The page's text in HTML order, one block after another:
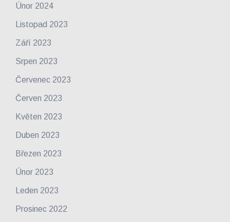
Únor 2024
Listopad 2023
Září 2023
Srpen 2023
Červenec 2023
Červen 2023
Květen 2023
Duben 2023
Březen 2023
Únor 2023
Leden 2023
Prosinec 2022